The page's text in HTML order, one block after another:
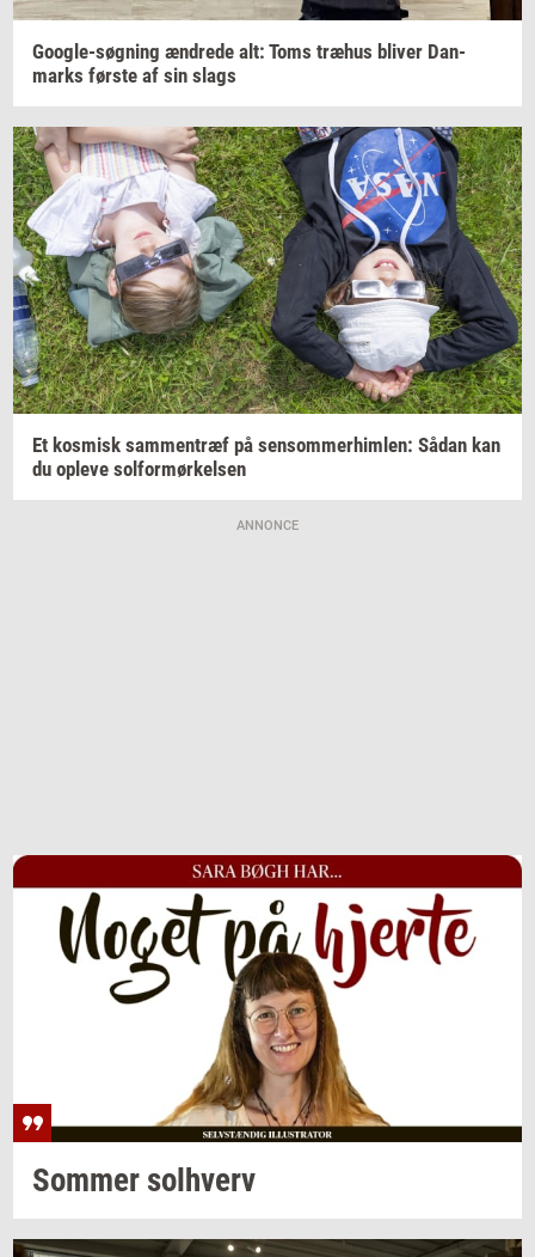
Google-​søgning æn­dre­de alt: Toms træhus bli­ver Dan­
marks før­ste af sin slags
Et kos­misk sam­men­træf på sen­som­mer­him­len: Sådan kan
du op­le­ve sol­for­mør­kel­sen
ANNONCE
Som­mersol­hverv